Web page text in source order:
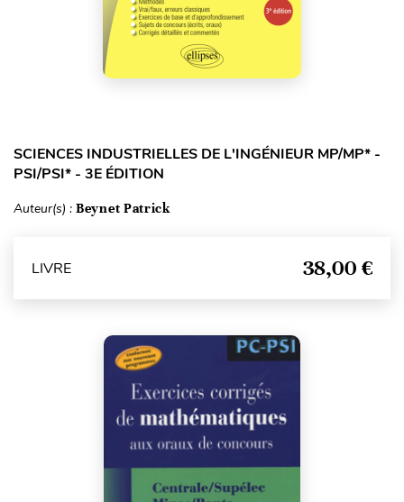
SCIENCES INDUSTRIELLES DE L'INGÉNIEUR MP/MP* -
PSI/PSI* - 3E ÉDITION
Auteur(s) : Beynet Patrick
LIVRE 38,00 €